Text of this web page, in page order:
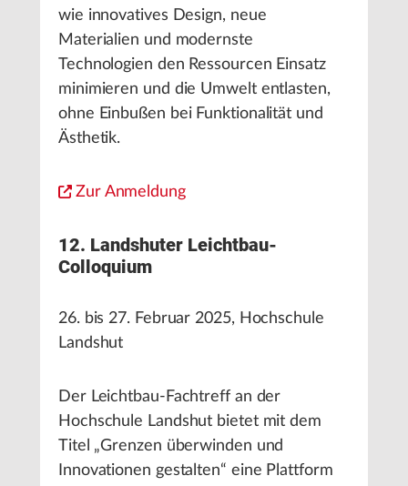
wie innovatives Design, neue
Materialien und modernste
Technologien den Ressourcen Einsatz
minimieren und die Umwelt entlasten,
ohne Einbußen bei Funktionalität und
Ästhetik.
Zur Anmeldung
12. Landshuter Leichtbau-
Colloquium
26. bis 27. Februar 2025, Hochschule
Landshut
Der Leichtbau-Fachtreff an der
Hochschule Landshut bietet mit dem
Titel „Grenzen überwinden und
Innovationen gestalten“ eine Plattform